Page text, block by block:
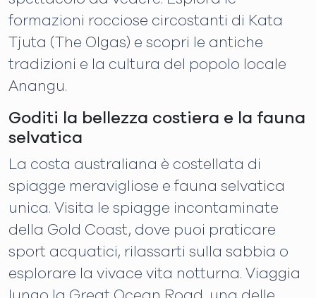
formazioni rocciose circostanti di Kata
Tjuta (The Olgas) e scopri le antiche
tradizioni e la cultura del popolo locale
Anangu.
Goditi la bellezza costiera e la fauna
selvatica
La costa australiana è costellata di
spiagge meravigliose e fauna selvatica
unica. Visita le spiagge incontaminate
della Gold Coast, dove puoi praticare
sport acquatici, rilassarti sulla sabbia o
esplorare la vivace vita notturna. Viaggia